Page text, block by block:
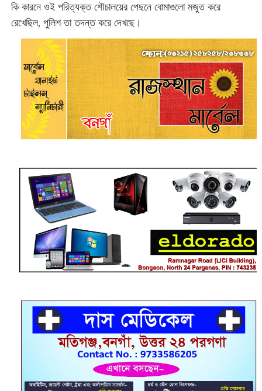
কি কারনে ওই পরিত্যক্ত শৌচালয়ের পেছনে বোমাগুলো মজুত করে
রেখেছিল, পুলিশ তা তদন্ত করে দেখছে।